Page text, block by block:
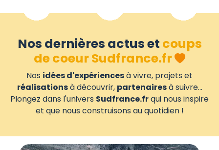
Nos dernières actus et coups
de coeur Sudfrance.fr
Nos idées d'expériencesà vivre, projets et
réalisationsà découvrir, partenairesà suivre...
Plongez dans l'univers Sudfrance.frqui nous inspire
et que nous construisons au quotidien !